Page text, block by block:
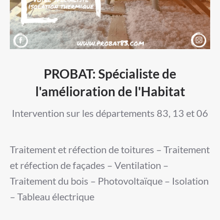
PROBAT: Spécialiste de
l'amélioration de l'Habitat
Intervention sur les départements 83, 13 et 06
Traitement et réfection de toitures – Traitement
et réfection de façades – Ventilation –
Traitement du bois – Photovoltaïque – Isolation
– Tableau électrique